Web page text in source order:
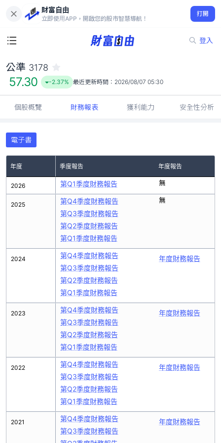
財富自由
立即使用APP，開啟您的股市智慧導航！
打開
登入
57.30
-2.37%
公準 3178
57.30 -2.37% 最近更新時間： 2026/08/07 05:30
個股概覽 財務報表 獲利能力 安全性分析
電子書
年度 季度報告 年度報告
2026
2025
2024
2023
2022
2021
第Q1季度財務報告 無
第Q4季度財務報告
第Q3季度財務報告
第Q2季度財務報告
第Q1季度財務報告
無
第Q4季度財務報告
第Q3季度財務報告
第Q2季度財務報告
第Q1季度財務報告
年度財務報告
第Q4季度財務報告
第Q3季度財務報告
第Q2季度財務報告
第Q1季度財務報告
年度財務報告
第Q4季度財務報告
第Q3季度財務報告
第Q2季度財務報告
第Q1季度財務報告
年度財務報告
第Q4季度財務報告
第Q3季度財務報告
年度財務報告